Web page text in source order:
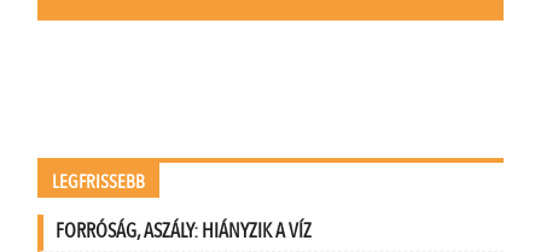
LEGFRISSEBB
FORRÓSÁG, ASZÁLY: HIÁNYZIK A VÍZ